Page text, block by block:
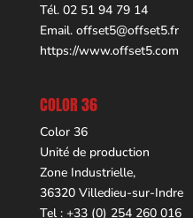
Tél. 02 51 94 79 14
Email. offset5@offset5.fr
https://www.offset5.com
COLOR 36
Color 36
Unité de production
Zone Industrielle,
36320 Villedieu-sur-Indre
Tel : +33 (0) 254 260 016